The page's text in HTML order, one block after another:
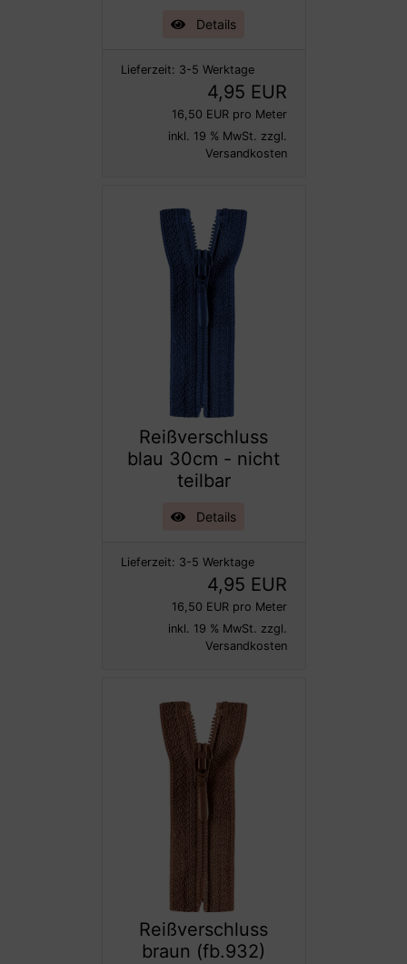
Details
Lieferzeit: 3-5 Werktage
4,95 EUR
16,50 EUR pro Meter
inkl. 19 % MwSt. zzgl.
Versandkosten
Reißverschluss
blau 30cm - nicht
teilbar
Details
Lieferzeit: 3-5 Werktage
4,95 EUR
16,50 EUR pro Meter
inkl. 19 % MwSt. zzgl.
Versandkosten
Reißverschluss
braun (fb.932)